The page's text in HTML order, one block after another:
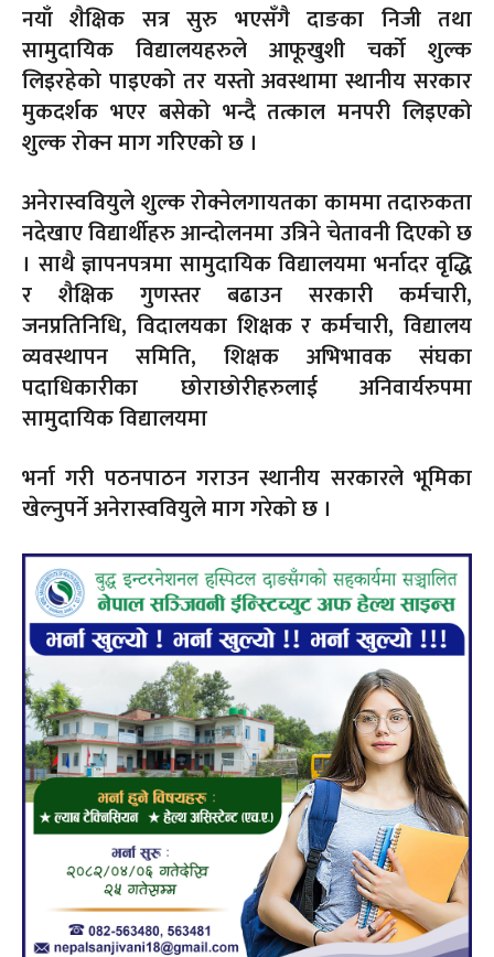
नयाँ शैक्षिक सत्र सुरु भएसँगै दाङका निजी तथा
सामुदायिक विद्यालयहरुले आफूखुशी चर्को शुल्क
लिइरहेको पाइएको तर यस्तो अवस्थामा स्थानीय सरकार
मुकदर्शक भएर बसेको भन्दै तत्काल मनपरी लिइएको
शुल्क रोक्न माग गरिएको छ ।
अनेरास्ववियुले शुल्क रोक्नेलगायतका काममा तदारुकता
नदेखाए विद्यार्थीहरु आन्दोलनमा उत्रिने चेतावनी दिएको छ
। साथै ज्ञापनपत्रमा सामुदायिक विद्यालयमा भर्नादर वृद्धि
र शैक्षिक गुणस्तर बढाउन सरकारी कर्मचारी,
जनप्रतिनिधि, विदालयका शिक्षक र कर्मचारी, विद्यालय
व्यवस्थापन समिति, शिक्षक अभिभावक संघका
पदाधिकारीका छोराछोरीहरुलाई अनिवार्यरुपमा
सामुदायिक विद्यालयमा
भर्ना गरी पठनपाठन गराउन स्थानीय सरकारले भूमिका
खेल्नुपर्ने अनेरास्ववियुले माग गरेको छ ।